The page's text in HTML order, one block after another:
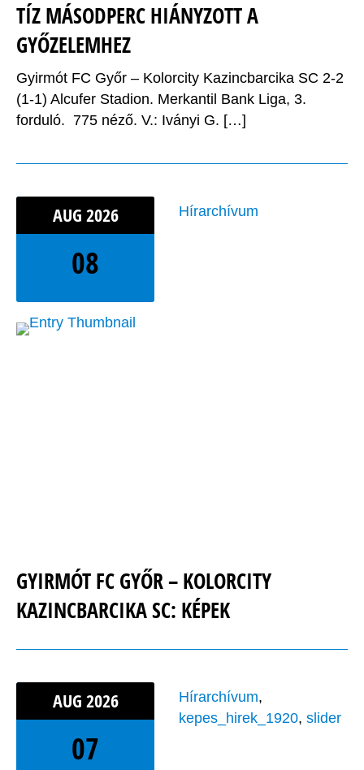
TÍZ MÁSODPERC HIÁNYZOTT A
GYŐZELEMHEZ
Gyirmót FC Győr – Kolorcity Kazincbarcika SC 2-2
(1-1) Alcufer Stadion. Merkantil Bank Liga, 3.
forduló. 775 néző. V.: Iványi G. […]
AUG 2026
08
Hírarchívum
GYIRMÓT FC GYŐR – KOLORCITY
KAZINCBARCIKA SC: KÉPEK
AUG 2026
07
Hírarchívum,
kepes_hirek_1920, slider